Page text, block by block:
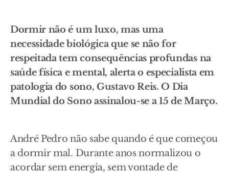
Dormir não é um luxo, mas uma
necessidade biológica que se não for
respeitada tem consequências profundas na
saúde física e mental, alerta o especialista em
patologia do sono, Gustavo Reis. O Dia
Mundial do Sono assinalou-se a 15 de Março.
André Pedro não sabe quando é que começou
a dormir mal. Durante anos normalizou o
acordar sem energia, sem vontade de